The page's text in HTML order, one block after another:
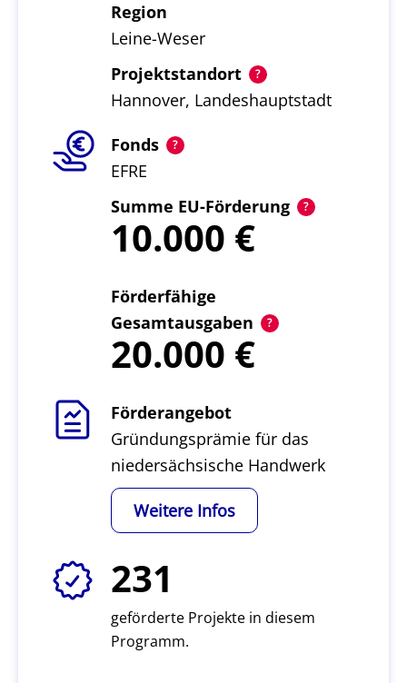
Region
Leine-Weser
Projektstandort
Hannover, Landeshauptstadt
Fonds
EFRE
Summe EU-Förderung
10.000
Förderfähige
Gesamtausgaben
20.000
Förderangebot
Gründungsprämie für das
niedersächsische Handwerk
Weitere Infos
231
geförderte Projekte in diesem
Programm.